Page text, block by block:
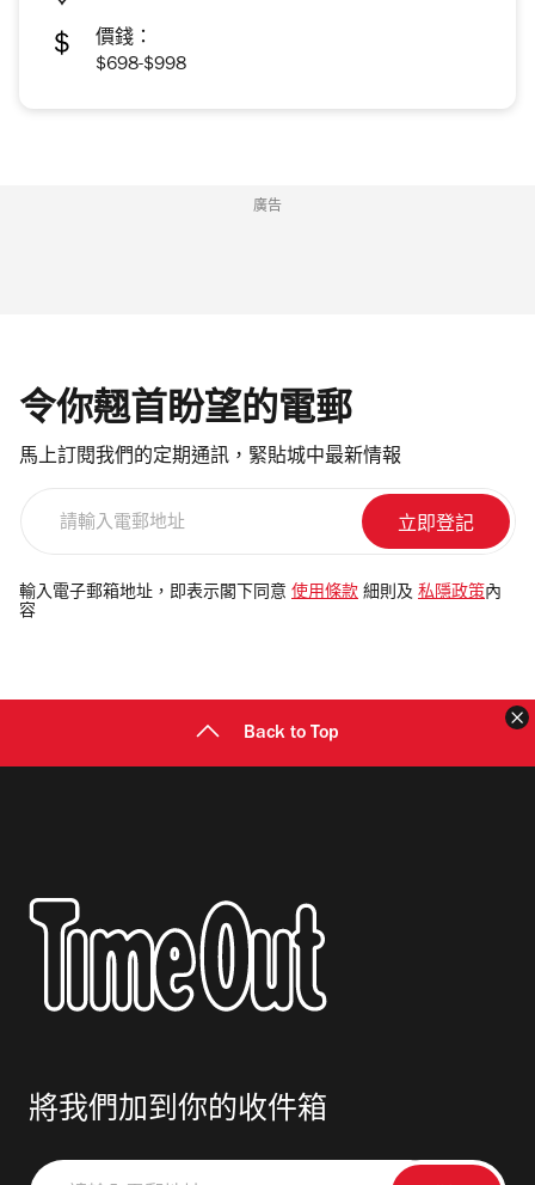
價錢：
$698-$998
廣告
令你翹首盼望的電郵
馬上訂閱我們的定期通訊，緊貼城中最新情報
電
郵
輸入電子郵箱地址，即表示閣下同意 使用條款 細則及 私隱政策 內
容
Back to Top
將我們加到你的收件箱
請